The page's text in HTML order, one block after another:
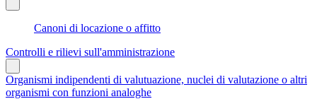
Canoni di locazione o affitto
Controlli e rilievi sull'amministrazione
Organismi indipendenti di valutuazione, nuclei di valutazione o altri
organismi con funzioni analoghe